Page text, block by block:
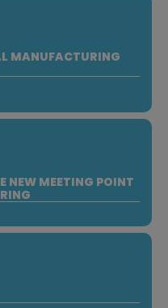
MANUFACTURING
NEW MEETING POINT